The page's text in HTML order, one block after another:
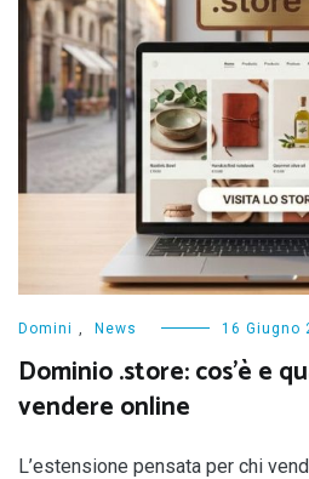
Domini News 16 Giugno
Dominio .store: cos’è e
vendere online
L’estensione pensata per chi